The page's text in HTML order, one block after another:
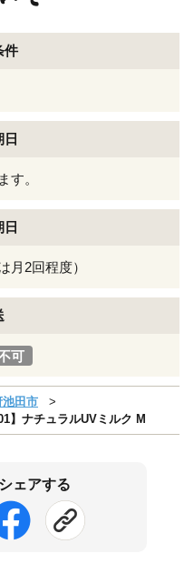
件
日
す。
月2回程度）
可
池田市
01】ナチュラルUVミルク M
ェアする